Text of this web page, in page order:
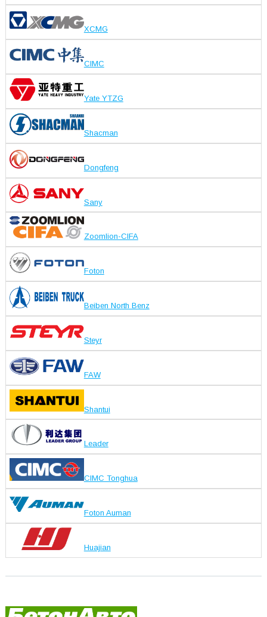
XCMG
CIMC
Yate YTZG
Shacman
Dongfeng
Sany
Zoomlion-CIFA
Foton
Beiben North Benz
Steyr
FAW
Shantui
Leader
CIMC Tonghua
Foton Auman
Huajian